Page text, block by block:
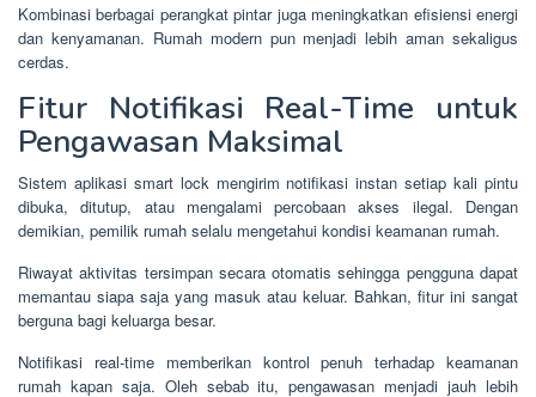
Kombinasi berbagai perangkat pintar juga meningkatkan efisiensi energi
dan kenyamanan. Rumah modern pun menjadi lebih aman sekaligus
cerdas.
Fitur Notifikasi Real-Time untuk
Pengawasan Maksimal
Sistem aplikasi smart lock mengirim notifikasi instan setiap kali pintu
dibuka, ditutup, atau mengalami percobaan akses ilegal. Dengan
demikian, pemilik rumah selalu mengetahui kondisi keamanan rumah.
Riwayat aktivitas tersimpan secara otomatis sehingga pengguna dapat
memantau siapa saja yang masuk atau keluar. Bahkan, fitur ini sangat
berguna bagi keluarga besar.
Notifikasi real-time memberikan kontrol penuh terhadap keamanan
rumah kapan saja. Oleh sebab itu, pengawasan menjadi jauh lebih